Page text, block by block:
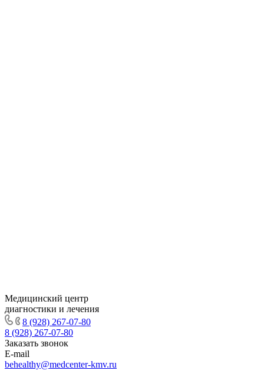
Медицинский центр
диагностики и лечения
8 (928) 267-07-80
8 (928) 267-07-80
Заказать звонок
E-mail
behealthy@medcenter-kmv.ru